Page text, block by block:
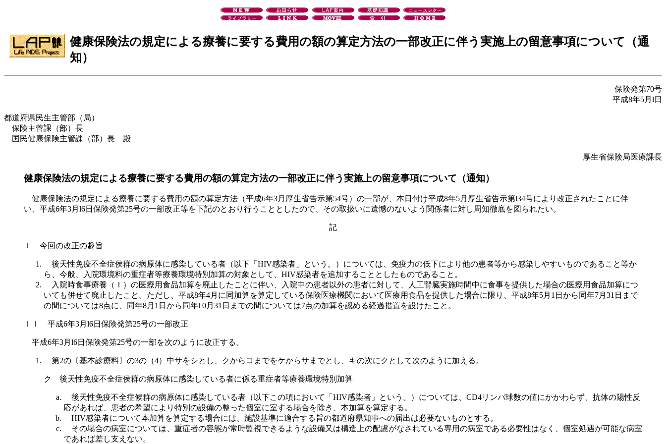
健康保険法の規定による療養に要する費用の額の算定方法の一部改正に伴う実施上の留意事項について（通
知）
保険発第70号
平成8年5月l日
都道府県民生主管部（局）
保険主菅課（部）長
国民健康保険主管課（部）長 殿
厚生省保険局医療課長
健康保険法の規定による療養に要する費用の額の算定方法の一部改正に伴う実施上の留意事項について（通知）
健康保険法の規定による療養に要する費用の額の算定方法（平成6年3月厚生省告示第54号）の一部が、本日付け平成8年5月厚生省告示第l34号により改正されたことに伴
い、平成6年3月l6日保険発第25号の一部改正等を下記のとおり行うこととしたので、その取扱いに遺憾のないよう関係者に対し周知徹底を図られたい。
記
Ｉ 今回の改正の趣旨
後天性免疫不全症侯群の病原体に感染している者（以下「HIV感染者」という。）については、免疫力の低下により他の患者等から感染しやすいものであること等か
ら、今般、入院環境料の重症者等療養環境特別加算の対象として、HIV感染者を追加することとしたものであること。
入院時食事療養（Ｉ）の医療用食品加算を廃止したことに伴い、入院中の患者以外の患者に対して、人工腎臓実施時間中に食事を提供した場合の医療用食品加算につ
いても併せて廃止したこと。ただし、平成8年4月に同加算を算定している保険医療機関において医療用食品を提供した場合に限り、平成8年5月1日から同年7月31日まで
の間については8点に、同年8月1日から同年l 0月31日までの間については7点の加算を認める経過措置を設けたこと。
ＩＩ 平成6年3月l6日保険発第25号の一部改正
平成6年3月l6日保険発第25号の一部を次のように改正する。
第2の〔基本診療料〕の3の（4）中サをシとし、クからコまでをケからサまでとし、キの次にクとして次のように加える。
ク 後天性免疫不全症侯群の病原体に感染している者に係る重症者等療養環境特別加算
後天性免疫不全症候群の病原体に感染している者（以下この項において「HIV感染者」という。）については、CD4リンパ球数の値にかかわらず、抗体の陽性反
応があれば、患者の希望により特別の設備の整った個室に室する場合を除き、本加算を算定する。
HIV感染者について本加算を算定する場合には、施設基準に適合する旨の都道府県知事への届出は必要ないものとする。
その場合の病室については、重症者の容態が常時監視できるような設備又は構造上の配慮がなされている専用の病室である必要性はなく、個室処遇が可能な病室
であれば差し支えない。